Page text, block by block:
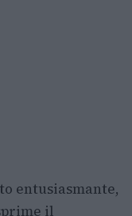
entusiasmante,
il